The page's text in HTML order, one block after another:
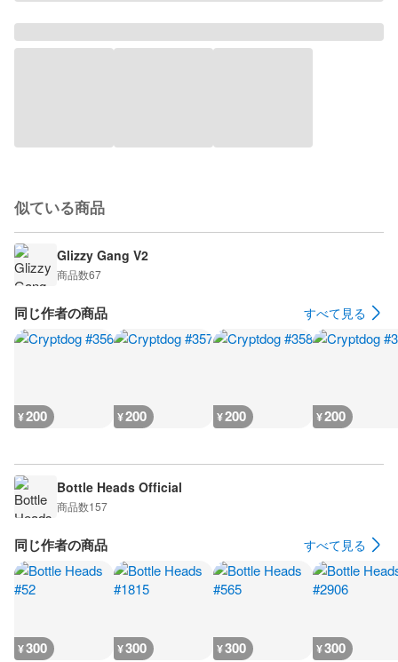
似ている商品
Glizzy Gang V2
商品数67
同じ作者の商品 すべて見る
¥200 ¥200 ¥200 ¥200
Bottle Heads Official
商品数157
同じ作者の商品 すべて見る
¥300 ¥300 ¥300 ¥300